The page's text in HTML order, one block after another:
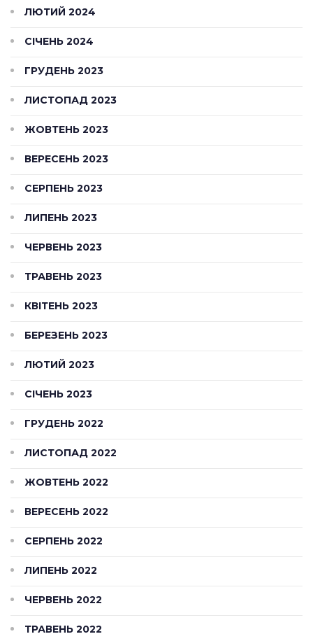
ЛЮТИЙ 2024
СІЧЕНЬ 2024
ГРУДЕНЬ 2023
ЛИСТОПАД 2023
ЖОВТЕНЬ 2023
ВЕРЕСЕНЬ 2023
СЕРПЕНЬ 2023
ЛИПЕНЬ 2023
ЧЕРВЕНЬ 2023
ТРАВЕНЬ 2023
КВІТЕНЬ 2023
БЕРЕЗЕНЬ 2023
ЛЮТИЙ 2023
СІЧЕНЬ 2023
ГРУДЕНЬ 2022
ЛИСТОПАД 2022
ЖОВТЕНЬ 2022
ВЕРЕСЕНЬ 2022
СЕРПЕНЬ 2022
ЛИПЕНЬ 2022
ЧЕРВЕНЬ 2022
ТРАВЕНЬ 2022